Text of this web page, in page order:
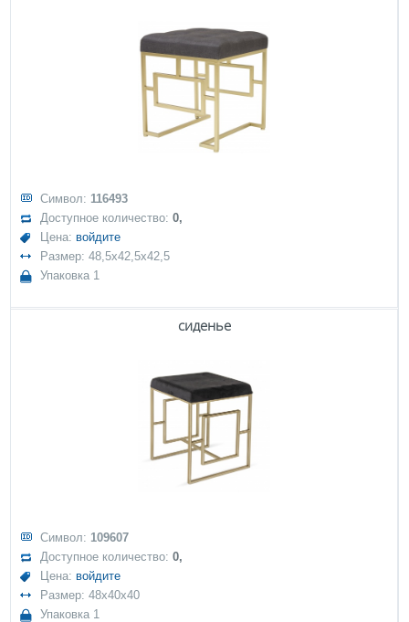
Символ: 116493
Доступное количество:0,
Цена: войдите
Размер: 48,5x42,5x42,5
Упаковка 1
сиденье
Символ: 109607
Доступное количество:0,
Цена: войдите
Размер: 48x40x40
Упаковка 1